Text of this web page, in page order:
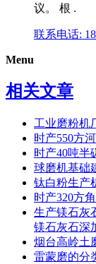
议。 根 .
联系电话:
Menu
相关文章
工业磨粉机
时产550方
时产40吨半
球磨机基础
钛白粉生产
时产320方
生产镁石灰
镁石灰石深
烟台高岭土
雷蒙磨的分